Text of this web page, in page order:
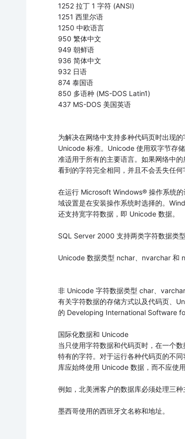
1252 拉丁 1 字符 (ANSI)
1251 西里尔语
1250 中欧语言
950 繁体中文
949 朝鲜语
936 简体中文
932 日语
874 泰国语
850 多语种 (MS-DOS Latin1)
437 MS-DOS 美国英语
为解决在网络中支持多种代码页时出现
Unicode 标准。Unicode 使用双字节存
准适用于所有的主要语言。如果网络中
看到的字符完全相同，并且不会丢失任何
在运行 Microsoft Windows® 操作系统
域设置是在安装操作系统时选择的。
还支持宽字符数据，即 Unicode 数据。
SQL Server 2000 支持两类字符数据类型
Unicode 数据类型 nchar、nvarchar 和
非 Unicode 字符数据类型 char、
有关字符数据的存储方式以及代码页、
的 Developing International Software
国际化数据和 Unicode
当只使用字符数据和代码页时，在一个
特有的字符。对于运行各种代码页的不
库应始终使用 Unicode 数据，而不应使
例如，北美洲客户的数据库必须处理三种
墨西哥使用的西班牙文名称和地址。